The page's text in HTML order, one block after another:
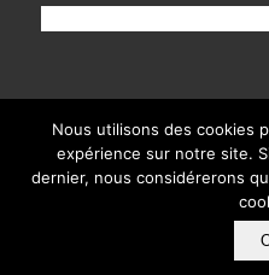
© Copyright Le Gest 2020, tous
- Thème adapté
|
Nous utilisons des cookies
expérience sur notre site.
dernier, nous considérerons